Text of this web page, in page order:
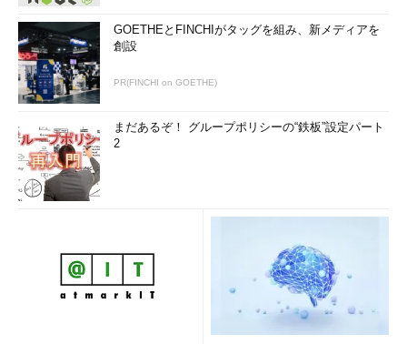
GOETHEとFINCHIがタッグを組み、新メディアを
創設
PR(FINCHI on GOETHE)
まだあるぞ！ グループポリシーの“鉄板”設定パート
2